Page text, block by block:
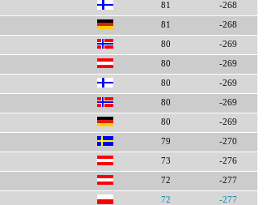
81 -268
81 -268
80 -269
80 -269
80 -269
80 -269
80 -269
79 -270
73 -276
72 -277
72 -277